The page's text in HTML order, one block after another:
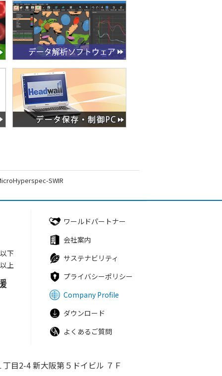
SWIR
下
上
ワールドパートナー
会社案内
サステナビリティ
プライバシーポリシー
Company Profile
ダウンロード
よくあるご質問
丁目2-4新大阪第５ドイビル ７Ｆ